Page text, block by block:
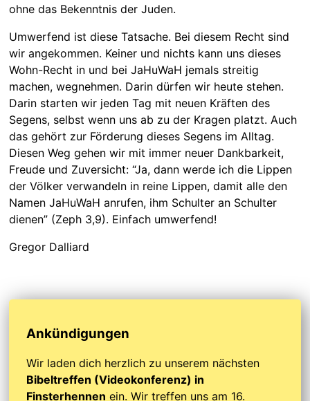
ohne das Bekenntnis der Juden.
Umwerfend ist diese Tatsache. Bei diesem Recht sind
wir angekommen. Keiner und nichts kann uns dieses
Wohn-Recht in und bei JaHuWaH jemals streitig
machen, wegnehmen. Darin dürfen wir heute stehen.
Darin starten wir jeden Tag mit neuen Kräften des
Segens, selbst wenn uns ab zu der Kragen platzt. Auch
das gehört zur Förderung dieses Segens im Alltag.
Diesen Weg gehen wir mit immer neuer Dankbarkeit,
Freude und Zuversicht: “Ja, dann werde ich die Lippen
der Völker verwandeln in reine Lippen, damit alle den
Namen JaHuWaH anrufen, ihm Schulter an Schulter
dienen” (Zeph 3,9). Einfach umwerfend!
Gregor Dalliard
Ankündigungen
Wir laden dich herzlich zu unserem nächsten
Bibeltreffen (Videokonferenz) in
Finsterhennen ein. Wir treffen uns am 16.